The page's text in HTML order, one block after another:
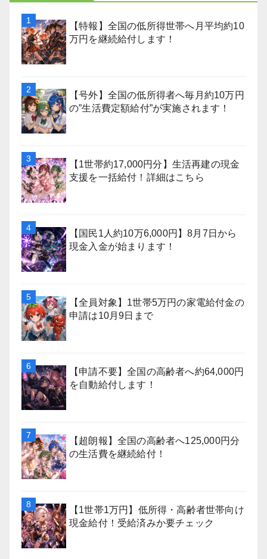
【特報】全国の低所得世帯へ月平均約10
万円を継続給付します！
【号外】全国の低所得者へ毎月約10万円
の”生活費定額給付”が実施されます！
【1世帯約17,000円分】生活再建の現金
支援を一括給付！詳細はこちら
【国民1人約10万6,000円】8月7日から
現金入金が始まります！
【全員対象】1世帯5万円の家電給付金の
申請は10月9日まで
【申請不要】全国の高齢者へ約64,000円
を自動給付します！
【超朗報】全国の高齢者へ125,000円分
の生活費を継続給付！
【1世帯1万円】低所得・高齢者世帯向け
現金給付！受給済みか要チェック